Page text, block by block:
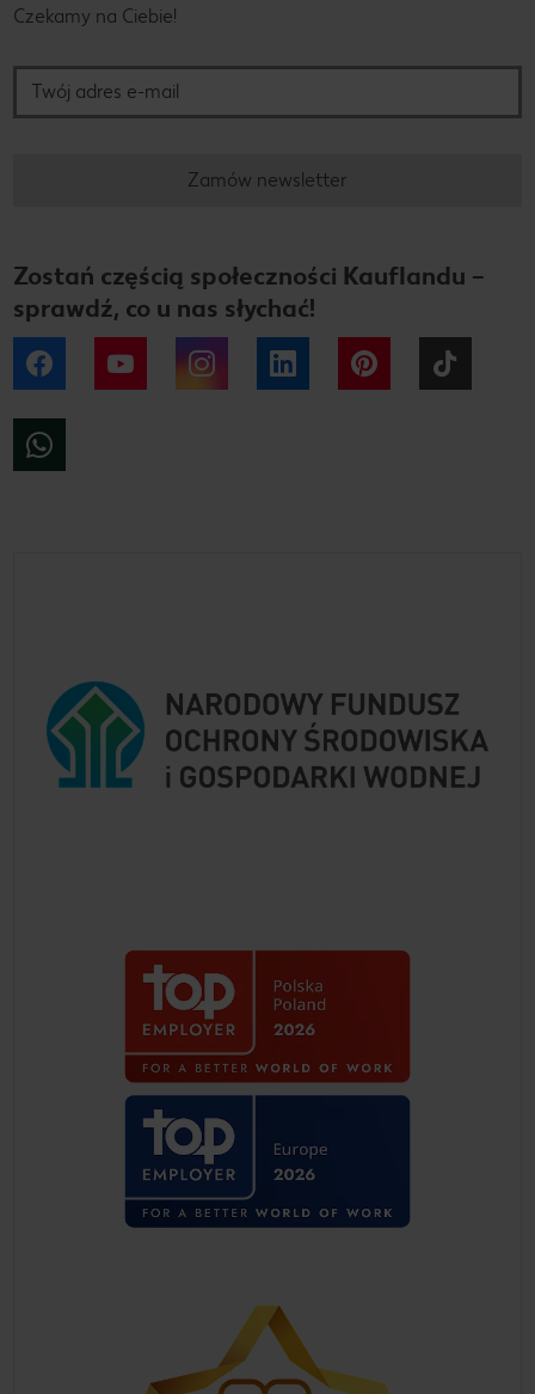
Czekamy na Ciebie!
Zamów newsletter
Zostań częścią społeczności Kauflandu –
sprawdź, co u nas słychać!
Facebook YouTube Instagram LinkedIn Pinterest